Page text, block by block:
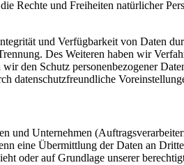
Rechte und Freiheiten natürlicher
und Verfügbarkeit von Daten
Des Weiteren haben wir
den Schutz personenbezogener
datenschutzfreundliche
und Unternehmen
eine Übermittlung der Daten an
oder auf Grundlage unserer